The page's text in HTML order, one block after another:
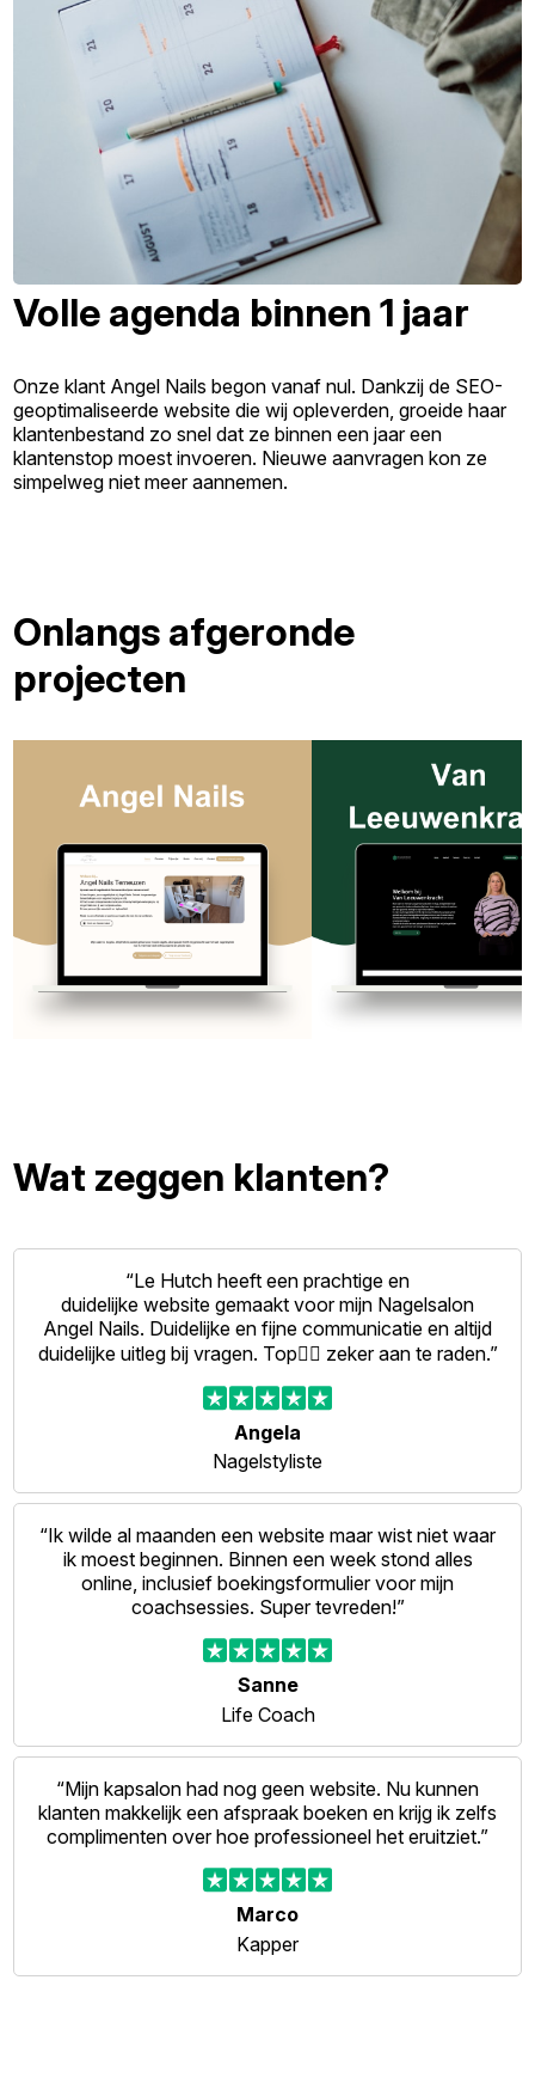
Volle agenda binnen 1 jaar
Onze klant Angel Nails begon vanaf nul. Dankzij de SEO-
geoptimaliseerde website die wij opleverden, groeide haar
klantenbestand zo snel dat ze binnen een jaar een
klantenstop moest invoeren. Nieuwe aanvragen kon ze
simpelweg niet meer aannemen.
Onlangs afgeronde
projecten
Wat zeggen klanten?
“Le Hutch heeft een prachtige en
duidelijke website gemaakt voor mijn Nagelsalon
Angel Nails. Duidelijke en fijne communicatie en altijd
duidelijke uitleg bij vragen. Top👍🏻 zeker aan te raden.”
Angela
Nagelstyliste
“Ik wilde al maanden een website maar wist niet waar
ik moest beginnen. Binnen een week stond alles
online, inclusief boekingsformulier voor mijn
coachsessies. Super tevreden!”
Sanne
Life Coach
“Mijn kapsalon had nog geen website. Nu kunnen
klanten makkelijk een afspraak boeken en krijg ik zelfs
complimenten over hoe professioneel het eruitziet.”
Marco
Kapper